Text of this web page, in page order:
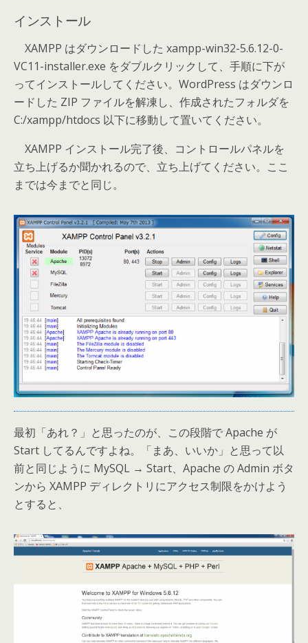
インストール
XAMPP はダウンロードした xampp-win32-5.6.12-0-
VC11-installer.exe をダブルクリックして、手順に下が
ってインストールしてください。WordPress はダウンロ
ードした ZIP ファイルを解凍し、作成されたフォルダを
C:/xampp/htdocs 以下に移動して置いてください。
XAMPP インストール完了後、コントロールパネルを
立ち上げるか聞かれるので、立ち上げてください。ここ
までは今までと同じ。
最初「あれ？」と思ったのが、この段階で Apache が
Start してるんですよね。「まあ、いいか」と思って以
前と同じように MySQL → Start、Apache の Admin ボタ
ンから XAMPP ディレクトリにアクセス制限をかけよう
とすると、